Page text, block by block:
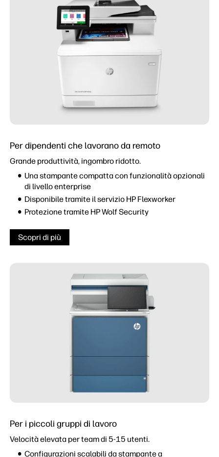
Per dipendenti che lavorano da remoto
Grande produttività, ingombro ridotto.
Una stampante compatta con funzionalità opzionali
di livello enterprise
Disponibile tramite il servizio HP Flexworker
Protezione tramite HP Wolf Security
Scopri di più
Per i piccoli gruppi di lavoro
Velocità elevata per team di 5-15 utenti.
Configurazioni scalabili da stampante a